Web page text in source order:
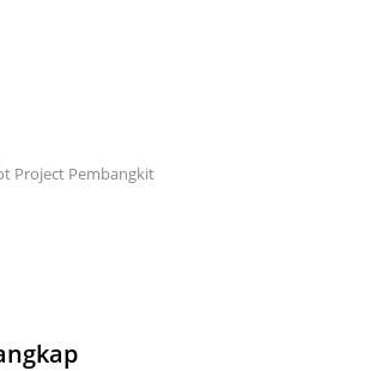
Project Pembangkit